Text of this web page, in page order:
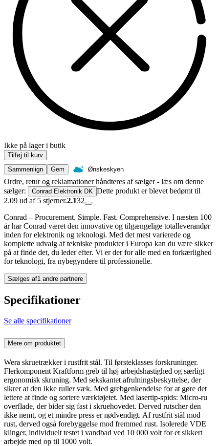
Ikke på lager i butik
Tilføj til kurv
Sammenlign
Gem Ønskeskyen
Ordre, retur og reklamationer håndteres af sælger - læs om denne
sælger:
Conrad Elektronik DK Dette produkt er blevet bedømt til
2.09 ud af 5 stjerner.2.132
Conrad – Procurement. Simple. Fast. Comprehensive. I næsten 100
år har Conrad været den innovative og tilgængelige totalleverandør
inden for elektronik og teknologi. Med det mest varierede og
komplette udvalg af tekniske produkter i Europa kan du være sikker
på at finde det, du leder efter. Vi er der for alle med en forkærlighed
for teknologi, fra nybegyndere til professionelle.
Sælges af1 andre partnere
Specifikationer
Se alle specifikationer
Mere om produktet
Wera skruetrækker i rustfrit stål. Til førsteklasses forskruninger.
Flerkomponent Kraftform greb til høj arbejdshastighed og særligt
ergonomisk skruning. Med sekskantet afrulningsbeskyttelse, der
sikrer at den ikke ruller væk. Med grebgenkendelse for at gøre det
lettere at finde og sortere værktøjetet. Med lasertip-spids: Micro-ru
overflade, der bider sig fast i skruehovedet. Derved rutscher den
ikke nemt, og et mindre press er nødvendigt. Af rustfrit stål mod
rust, derved også forebyggelse mod fremmed rust. Isolerede VDE
klinger, individuelt testet i vandbad ved 10 000 volt for et sikkert
arbejde med op til 1000 volt.